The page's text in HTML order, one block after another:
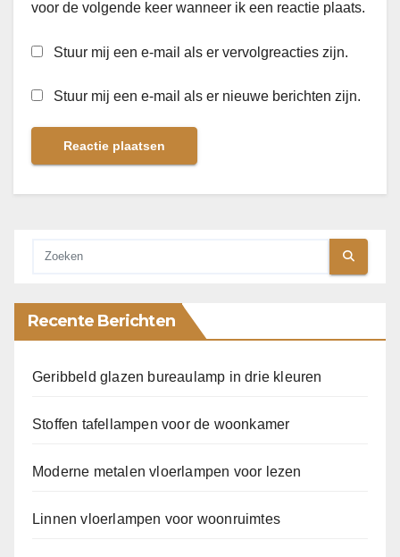
voor de volgende keer wanneer ik een reactie plaats.
Stuur mij een e-mail als er vervolgreacties zijn.
Stuur mij een e-mail als er nieuwe berichten zijn.
Recente Berichten
Geribbeld glazen bureaulamp in drie kleuren
Stoffen tafellampen voor de woonkamer
Moderne metalen vloerlampen voor lezen
Linnen vloerlampen voor woonruimtes